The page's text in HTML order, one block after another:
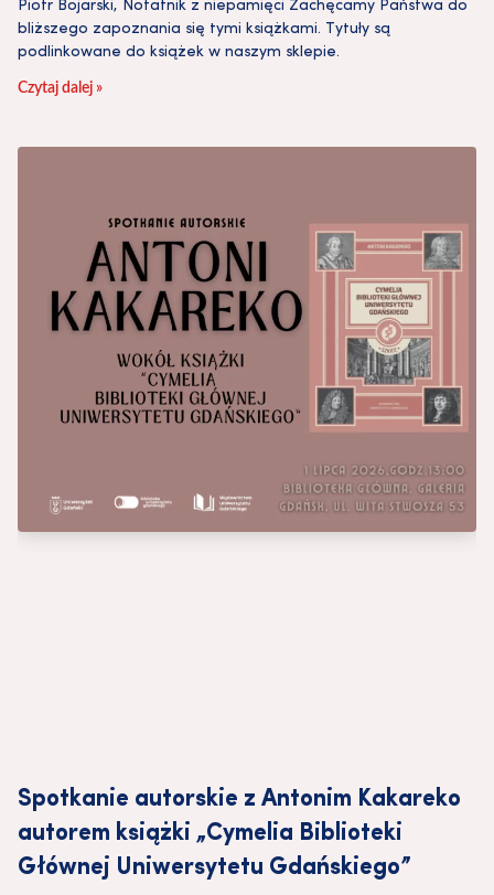
Piotr Bojarski, Notatnik z niepamięci Zachęcamy Państwa do
bliższego zapoznania się tymi książkami. Tytuły są
podlinkowane do książek w naszym sklepie.
Czytaj dalej »
Spotkanie autorskie z Antonim Kakareko
autorem książki „Cymelia Biblioteki
Głównej Uniwersytetu Gdańskiego”